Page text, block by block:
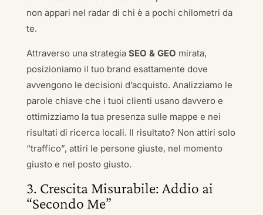
non appari nel radar di chi è a pochi chilometri da
te.
Attraverso una strategia SEO & GEO mirata,
posizioniamo il tuo brand esattamente dove
avvengono le decisioni d’acquisto. Analizziamo le
parole chiave che i tuoi clienti usano davvero e
ottimizziamo la tua presenza sulle mappe e nei
risultati di ricerca locali. Il risultato? Non attiri solo
“traffico”, attiri le persone giuste, nel momento
giusto e nel posto giusto.
3. Crescita Misurabile: Addio ai
“Secondo Me”